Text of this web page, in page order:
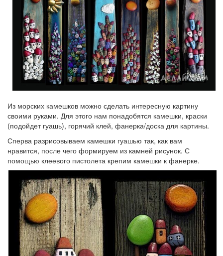
Из морских камешков можно сделать интересную картину
своими руками. Для этого нам понадобятся камешки, краски
(подойдет гуашь), горячий клей, фанерка/доска для картины.
Сперва разрисовываем камешки гуашью так, как вам
нравится, после чего формируем из камней рисунок. С
помощью клеевого пистолета крепим камешки к фанерке.